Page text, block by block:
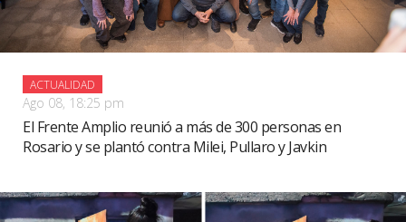
ACTUALIDAD
Ago 08, 18:25 pm
El Frente Amplio reunió a más de 300 personas en
Rosario y se plantó contra Milei, Pullaro y Javkin